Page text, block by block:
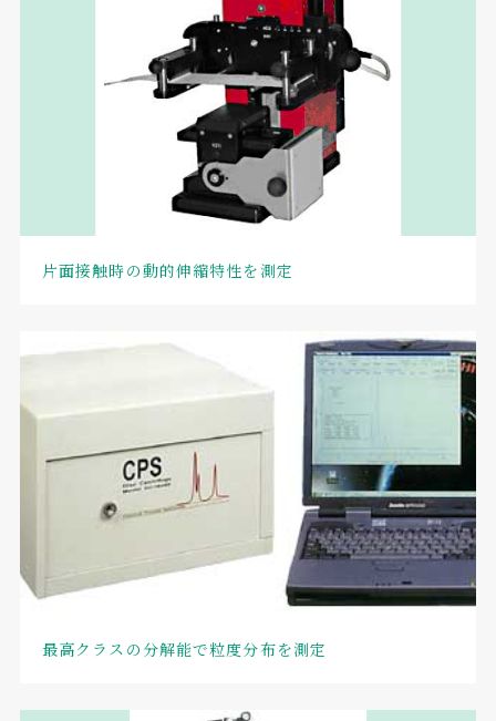
片面接触時の動的伸縮特性を測定
最高クラスの分解能で粒度分布を測定